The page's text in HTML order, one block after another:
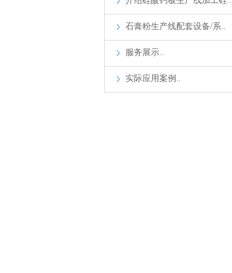
石膏粉生产线配套设备/系..
服务展示..
实际应用案例..